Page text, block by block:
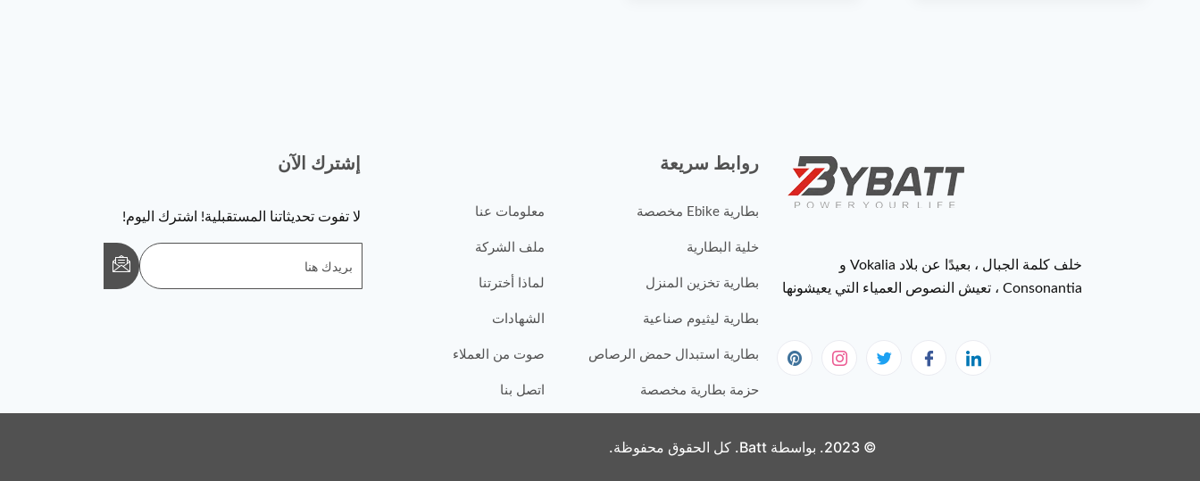
خلف كلمة الجبال ، بعيدًا عن بلاد Vokalia و
Consonantia ، تعيش النصوص العمياء التي يعيشونها
روابط سريعة
بطارية Ebike مخصصة
خلية البطارية
بطارية تخزين المنزل
بطارية ليثيوم صناعية
بطارية استبدال حمض الرصاص
حزمة بطارية مخصصة
معلومات عنا
ملف الشركة
لماذا أخترتنا
الشهادات
صوت من العملاء
اتصل بنا
إشترك الآن
لا تفوت تحديثاتنا المستقبلية! اشترك اليوم!
© 2023. بواسطة Batt. كل الحقوق محفوظة.